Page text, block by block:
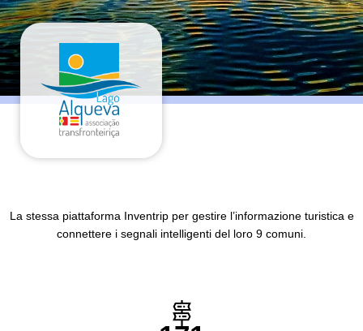
La stessa piattaforma Inventrip per gestire l’informazione turistica e
connettere i segnali intelligenti del loro 9 comuni.